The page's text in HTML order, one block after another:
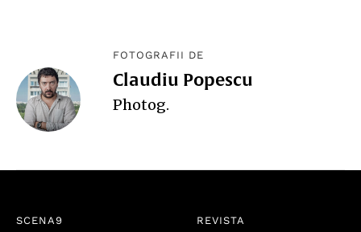
FOTOGRAFII DE
Claudiu Popescu
Photog.
SCENA9 REVISTA